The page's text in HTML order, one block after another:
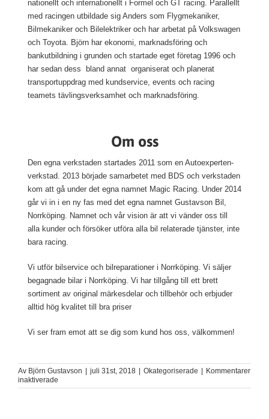
nationellt och internationellt i Formel och GT racing. Parallellt
med racingen utbildade sig Anders som Flygmekaniker,
Bilmekaniker och Bilelektriker och har arbetat på Volkswagen
och Toyota. Björn har ekonomi, marknadsföring och
bankutbildning i grunden och startade eget företag 1996 och
har sedan dess bland annat organiserat och planerat
transportuppdrag med kundservice, events och racing
teamets tävlingsverksamhet och marknadsföring.
Om oss
Den egna verkstaden startades 2011 som en Autoexperten-
verkstad. 2013 började samarbetet med BDS och verkstaden
kom att gå under det egna namnet Magic Racing. Under 2014
går vi in i en ny fas med det egna namnet Gustavson Bil,
Norrköping. Namnet och vår vision är att vi vänder oss till
alla kunder och försöker utföra alla bil relaterade tjänster, inte
bara racing.
Vi utför bilservice och bilreparationer i Norrköping. Vi säljer
begagnade bilar i Norrköping. Vi har tillgång till ett brett
sortiment av original märkesdelar och tillbehör och erbjuder
alltid hög kvalitet till bra priser
Vi ser fram emot att se dig som kund hos oss, välkommen!
Av Björn Gustavson juli 31st, 2018 Okategoriserade
Kommentarer
inaktiverade
Om